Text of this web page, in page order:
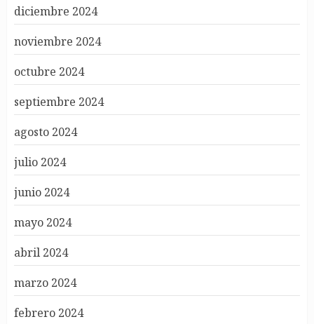
diciembre 2024
noviembre 2024
octubre 2024
septiembre 2024
agosto 2024
julio 2024
junio 2024
mayo 2024
abril 2024
marzo 2024
febrero 2024